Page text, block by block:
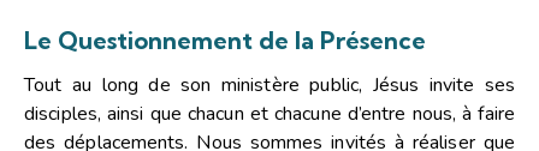
Le Questionnement de la Présence
Tout au long de son ministère public, Jésus invite ses
disciples, ainsi que chacun et chacune d’entre nous, à faire
des déplacements. Nous sommes invités à réaliser que